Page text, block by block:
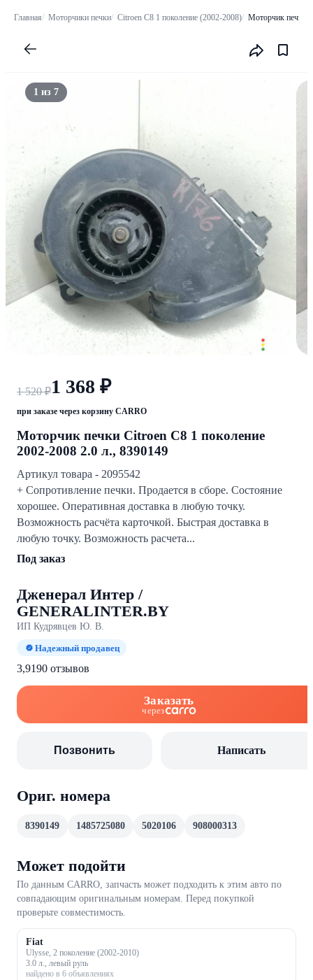
Главная Моторчики печки Citroen C8 1 поколение (2002-2008) Моторчик печки
1 из 7
1 520 ₽1 368 ₽
при заказе через корзину CARRO
Моторчик печки Citroen C8 1 поколение
2002-2008 2.0 л., 8390149
Артикул товара - 2095542
+ Сопротивление печки. Продается в сборе. Состояние
хорошее. Оперативная доставка в любую точку.
Возможность расчёта карточкой. Быстрая доставка в
любую точку. Возможность расчета...
Под заказ
Дженерал Интер /
GENERALINTER.BY
ИП Кудрявцев Ю. В.
Надежный продавец
3,9190 отзывов
Заказать
через
Позвонить Написать
Ориг. номера
8390149 1485725080 5020106 908000313
Может подойти
По данным CARRO, запчасть может подходить к этим авто по
совпадающим оригинальным номерам. Перед покупкой
проверьте совместимость.
Fiat
Ulysse, 2 поколение (2002-2010)
3.0 л., левый руль
найдено в 6 объявлениях